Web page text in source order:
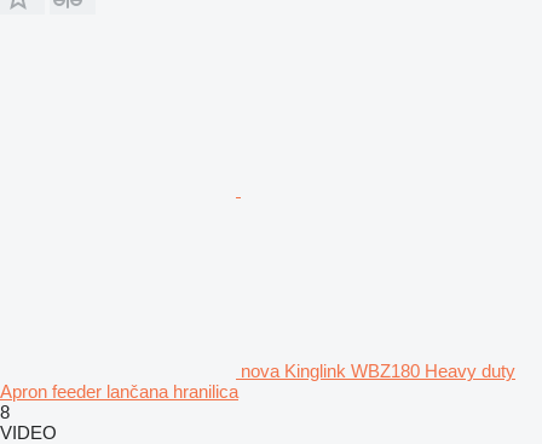
nova Kinglink WBZ180 Heavy duty
Apron feeder lančana hranilica
8
VIDEO